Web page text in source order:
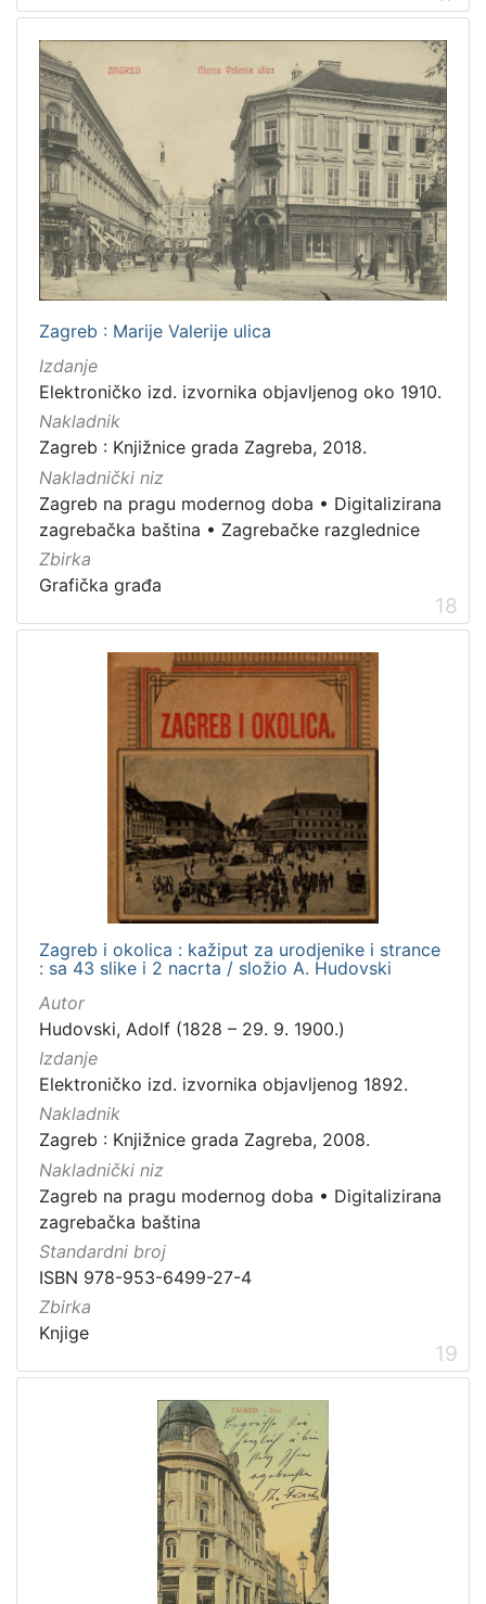
Zagreb : Marije Valerije ulica
Izdanje
Elektroničko izd. izvornika objavljenog oko 1910.
Nakladnik
Zagreb : Knjižnice grada Zagreba, 2018.
Nakladnički niz
Zagreb na pragu modernog doba • Digitalizirana
zagrebačka baština • Zagrebačke razglednice
Zbirka
Grafička građa
18
Zagreb i okolica : kažiput za urodjenike i strance
: sa 43 slike i 2 nacrta / složio A. Hudovski
Autor
Hudovski, Adolf (1828 – 29. 9. 1900.)
Izdanje
Elektroničko izd. izvornika objavljenog 1892.
Nakladnik
Zagreb : Knjižnice grada Zagreba, 2008.
Nakladnički niz
Zagreb na pragu modernog doba • Digitalizirana
zagrebačka baština
Standardni broj
ISBN 978-953-6499-27-4
Zbirka
Knjige
19